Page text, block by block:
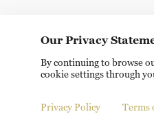
Copyright © 2024 CGTN.
Our Privacy
By continuing to browse
cookie settings through
Privacy Policy Terms